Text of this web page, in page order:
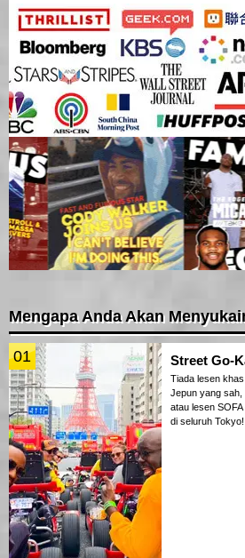
Mengapa Anda Akan
01 Street Go-
Tiada lesen
Jepun yang sah,
atau lesen
di seluruh Tokyo!